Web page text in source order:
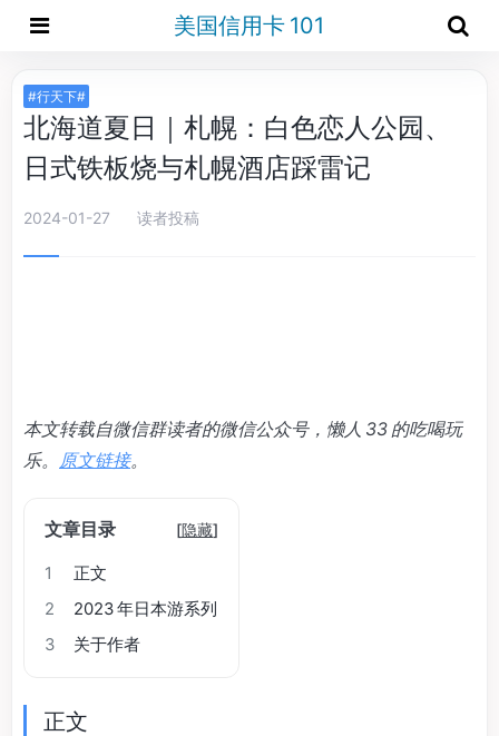
美国信用卡 101
#行天下#
北海道夏日｜札幌：白色恋人公园、
日式铁板烧与札幌酒店踩雷记
2024-01-27 读者投稿
本文转载自微信群读者的微信公众号，懒人 33 的吃喝玩
乐。 原文链接。
文章目录 [隐藏]
1
正文
2
2023 年日本游系列
3
关于作者
正文